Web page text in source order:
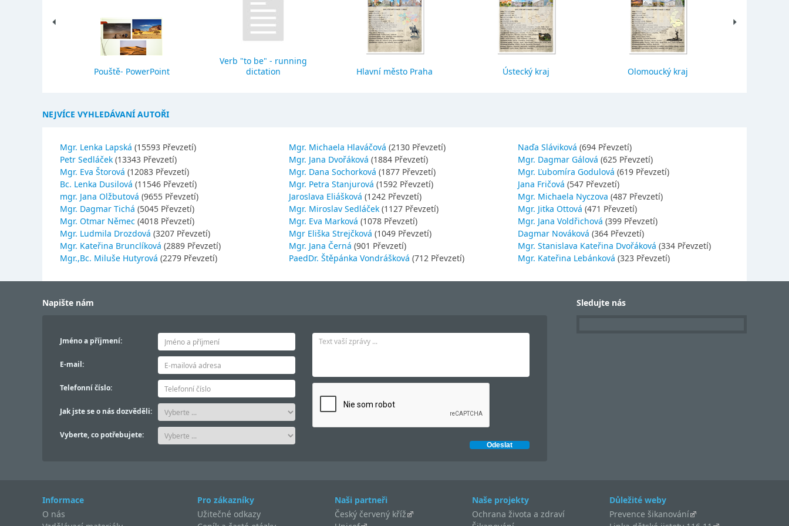
Pouště- PowerPoint
Verb "to be" - running
dictation
Hlavní město Praha Ústecký kraj Olomoucký kraj
NEJVÍCE VYHLEDÁVANÍ AUTOŘI
Mgr. Lenka Lapská (15593 Převzetí)
Petr Sedláček (13343 Převzetí)
Mgr. Eva Štorová (12083 Převzetí)
Bc. Lenka Dusilová (11546 Převzetí)
mgr. Jana Olžbutová (9655 Převzetí)
Mgr. Dagmar Tichá (5045 Převzetí)
Mgr. Otmar Němec (4018 Převzetí)
Mgr. Ludmila Drozdová (3207 Převzetí)
Mgr. Kateřina Brunclíková (2889 Převzetí)
Mgr.,Bc. Miluše Hutyrová (2279 Převzetí)
Mgr. Michaela Hlaváčová (2130 Převzetí)
Mgr. Jana Dvořáková (1884 Převzetí)
Mgr. Dana Sochorková (1877 Převzetí)
Mgr. Petra Stanjurová (1592 Převzetí)
Jaroslava Eliášková (1242 Převzetí)
Mgr. Miroslav Sedláček (1127 Převzetí)
Mgr. Eva Marková (1078 Převzetí)
Mgr Eliška Strejčková (1049 Převzetí)
Mgr. Jana Černá (901 Převzetí)
PaedDr. Štěpánka Vondrášková (712 Převzetí)
Naďa Sláviková (694 Převzetí)
Mgr. Dagmar Gálová (625 Převzetí)
Mgr. Ľubomíra Godulová (619 Převzetí)
Jana Fričová (547 Převzetí)
Mgr. Michaela Nyczova (487 Převzetí)
Mgr. Jitka Ottová (471 Převzetí)
Mgr. Jana Voldřichová (399 Převzetí)
Dagmar Nováková (364 Převzetí)
Mgr. Stanislava Kateřina Dvořáková (334 Převzetí)
Mgr. Kateřina Lebánková (323 Převzetí)
Napište nám
Jméno a příjmení:
E-mail:
Telefonní číslo:
Jak jste se o nás dozvěděli:
Vyberte, co potřebujete:
Sledujte nás
Informace
O nás
Pro zákazníky
Užitečné odkazy
Naši partneři
Český červený kříž
Naše projekty
Ochrana života a zdraví
Důležité weby
Prevence šikanování